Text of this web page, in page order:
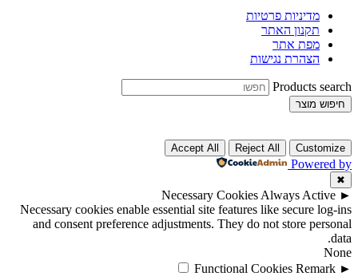
מדיניות פרטיות
תקנון האתר
מפת אתר
הצהרת נגישות
Products search
חיפוש מוצר
Customize
Reject All
Accept All
Powered by
✖
►
Necessary Cookies Always Active
Necessary cookies enable essential site features like secure log-ins
and consent preference adjustments. They do not store personal
data.
None
►
Functional Cookies Remark